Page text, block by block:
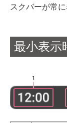
スクバーが常に
最小表示